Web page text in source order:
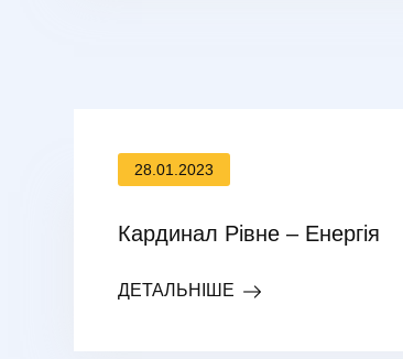
28.01.2023
Кардинал Рівне – Енергія
ДЕТАЛЬНІШЕ